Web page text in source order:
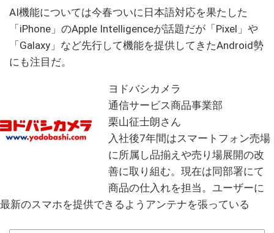
AI機能については今春ついに日本語対応を果たした
「iPhone」のApple Intelligenceが話題だが「Pixel」や
「Galaxy」など先行して機能を提供してきたAndroid勢
にも注目だ。
ヨドバシカメラ
通信サービス商品事業部
栗山征士朗さん
入社後7年間はスマートフォン売場
に所属し品揃えや売り場展開の改
善に取り組む。現在は同部署にて
商品の仕入れを担当。ユーザーに
最新のスマホを提供できるようアンテナを張っている